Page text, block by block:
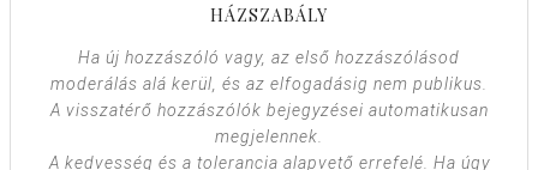
HÁZSZABÁLY
Ha új hozzászóló vagy, az első hozzászólásod
moderálás alá kerül, és az elfogadásig nem publikus.
A visszatérő hozzászólók bejegyzései automatikusan
megjelennek.
A kedvesség és a tolerancia alapvető errefelé. Ha úgy